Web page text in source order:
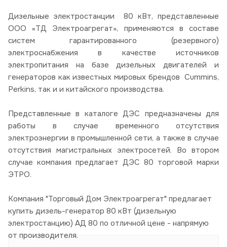
Дизельные электростанции 80 кВт, представленные
ООО «ТД Электроагрегат», применяются в составе
систем гарантированного (резервного)
электроснабжения в качестве источников
электропитания на базе дизельных двигателей и
генераторов как известных мировых брендов Cummins,
Perkins, так и и китайского производства.
Представленные в каталоге ДЭС предназначены для
работы в случае временного отсутствия
электроэнергии в промышленной сети, а также в случае
отсутствия магистральных электросетей. Во втором
случае компания предлагает ДЭС 80 торговой марки
ЭТРО.
Компания "Торговый Дом Электроагрегат" предлагает
купить дизель-генератор 80 кВт (дизельную
электростанцию) АД 80 по отличной цене - напрямую
от производителя.